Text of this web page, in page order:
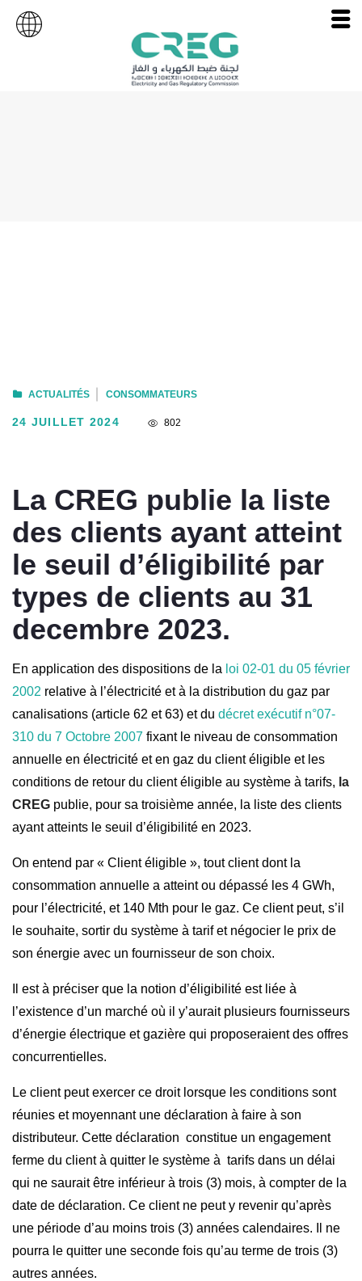
ACTUALITÉS CONSOMMATEURS
24 JUILLET 2024 802
La CREG publie la liste
des clients ayant atteint
le seuil d’éligibilité par
types de clients au 31
decembre 2023.
En application des dispositions de la loi 02-01 du 05 février
2002 relative à l’électricité et à la distribution du gaz par
canalisations (article 62 et 63) et du décret exécutif n°07-
310 du 7 Octobre 2007 fixant le niveau de consommation
annuelle en électricité et en gaz du client éligible et les
conditions de retour du client éligible au système à tarifs, la
CREG publie, pour sa troisième année, la liste des clients
ayant atteints le seuil d’éligibilité en 2023.
On entend par « Client éligible », tout client dont la
consommation annuelle a atteint ou dépassé les 4 GWh,
pour l’électricité, et 140 Mth pour le gaz. Ce client peut, s’il
le souhaite, sortir du système à tarif et négocier le prix de
son énergie avec un fournisseur de son choix.
Il est à préciser que la notion d’éligibilité est liée à
l’existence d’un marché où il y’aurait plusieurs fournisseurs
d’énergie électrique et gazière qui proposeraient des offres
concurrentielles.
Le client peut exercer ce droit lorsque les conditions sont
réunies et moyennant une déclaration à faire à son
distributeur. Cette déclaration constitue un engagement
ferme du client à quitter le système à tarifs dans un délai
qui ne saurait être inférieur à trois (3) mois, à compter de la
date de déclaration. Ce client ne peut y revenir qu’après
une période d’au moins trois (3) années calendaires. Il ne
pourra le quitter une seconde fois qu’au terme de trois (3)
autres années.